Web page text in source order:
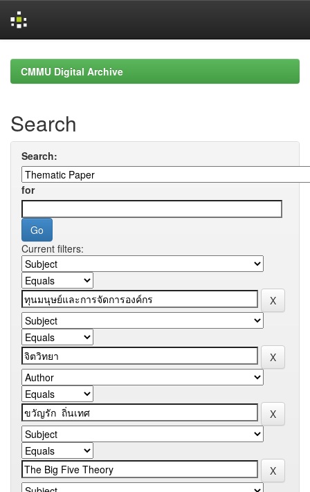
navigationCMMU Digital Archive
Search
Search:
for
Current filters: